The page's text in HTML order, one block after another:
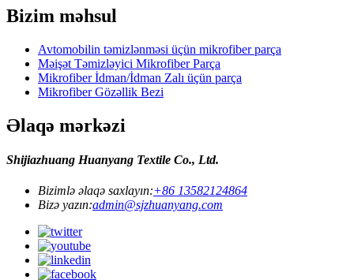
Bizim məhsul
Avtomobilin təmizlənməsi üçün mikrofiber parça
Məişət Təmizləyici Mikrofiber Parça
Mikrofiber İdman/İdman Zalı üçün parça
Mikrofiber Gözəllik Bezi
Əlaqə mərkəzi
Shijiazhuang Huanyang Textile Co., Ltd.
Bizimlə əlaqə saxlayın:+86 13582124864
Bizə yazın:admin@sjzhuanyang.com